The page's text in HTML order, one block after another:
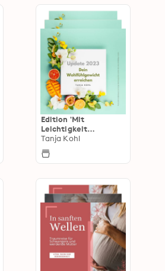
Edition 'Mit
Leichtigkeit
abnehmen'
Tanja Kohl